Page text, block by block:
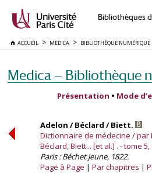
Bibliothèques
ACCUEIL MEDICA BIBLIOTHÈQUE NUMÉRIQUE
Medica — Bibliothèque
Présentation • Mode
Adelon / Béclard / Biett.
Dictionnaire de médecine / par
Béclard, Biett... [et al.] . - tome 5,
Paris : Béchet jeune, 1822.
Page à Page
Par chapitres